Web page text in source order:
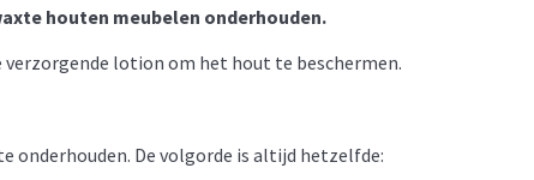
houten meubelen onderhouden.
lotion om het hout te beschermen.
onderhouden. De volgorde is altijd hetzelfde: